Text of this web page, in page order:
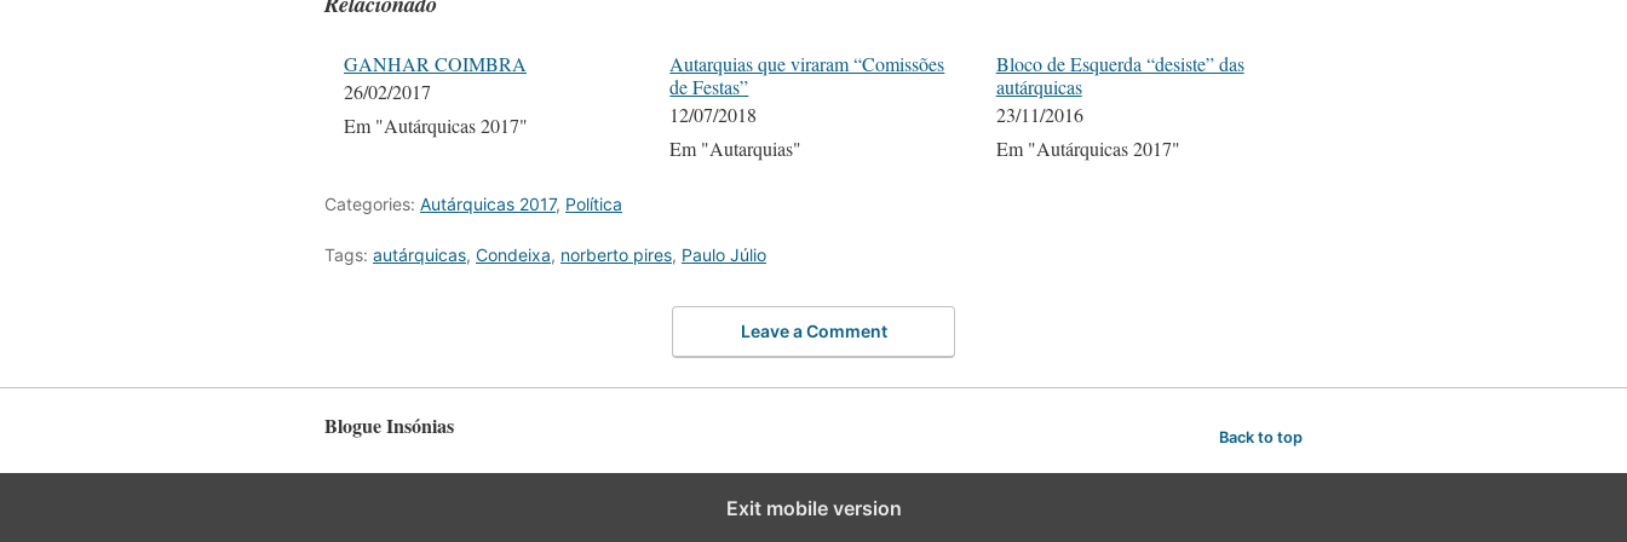
GANHAR COIMBRA
26/02/2017
Em "Autárquicas 2017"
Autarquias que viraram “Comissões
de Festas”
12/07/2018
Em "Autarquias"
Bloco de Esquerda “desiste” das
autárquicas
23/11/2016
Em "Autárquicas 2017"
Categories: Autárquicas 2017, Política
Tags: autárquicas, Condeixa, norberto pires, Paulo Júlio
Leave a Comment
Blogue Insónias Back to top
Exit mobile version